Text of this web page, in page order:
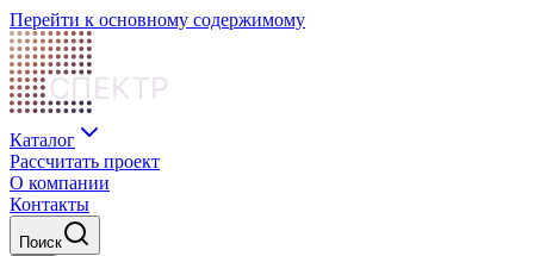
Перейти к основному содержимому
СПЕКТР
Каталог
Рассчитать проект
О компании
Контакты
Поиск